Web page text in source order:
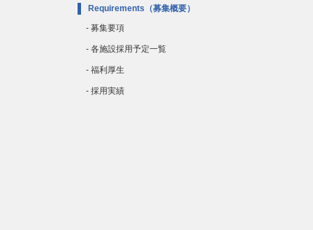
Requirements （募集概要）
- 募集要項
- 各施設採用予定一覧
- 福利厚生
- 採用実績